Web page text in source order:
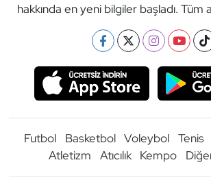
hakkında en yeni bilgiler başladı. Tüm
Futbol Basketbol Voleybol Tenis
Atletizm
Atıcılık Kempo